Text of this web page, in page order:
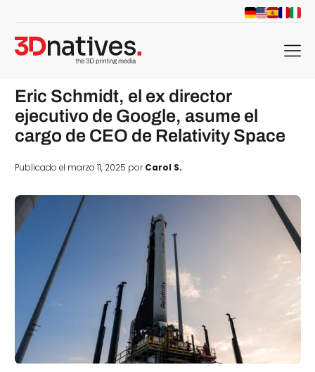
menu
Eric Schmidt, el ex director
ejecutivo de Google, asume el
cargo de CEO de Relativity Space
Publicado el marzo 11, 2025 porCarol S.